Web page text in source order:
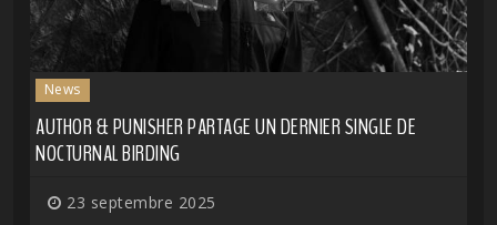
News
AUTHOR & PUNISHER PARTAGE UN DERNIER SINGLE DE
NOCTURNAL BIRDING
23 septembre 2025